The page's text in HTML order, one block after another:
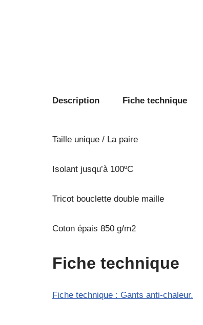
Description Fiche technique
Taille unique / La paire
Isolant jusqu’à 100ºC
Tricot bouclette double maille
Coton épais 850 g/m2
Fiche technique
Fiche technique : Gants anti-chaleur.